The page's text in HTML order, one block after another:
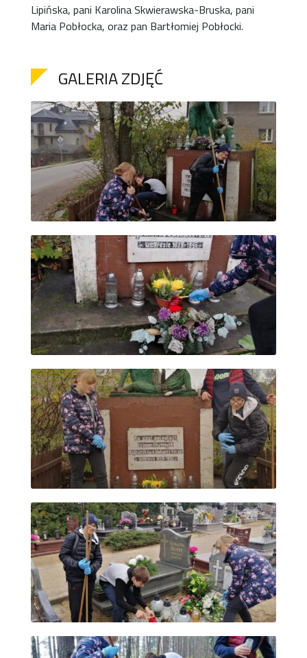
Lipińska, pani Karolina Skwierawska-Bruska, pani
Maria Pobłocka, oraz pan Bartłomiej Pobłocki.
GALERIA ZDJĘĆ